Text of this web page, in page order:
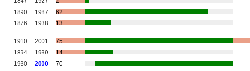
1890 1987
62
1876 1938 13
1910 2001
75
1894 1939
14
1930 2000
70